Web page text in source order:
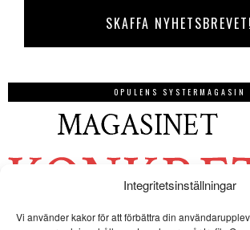
Integritetsinställningar
Vi använder kakor för att förbättra din
OPULENS SYSTERMAGASIN